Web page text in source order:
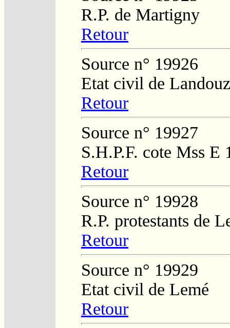
R.P. de Martigny
Retour
Source n° 19926
Etat civil de
Retour
Source n° 19927
S.H.P.F. cote Mss E
Retour
Source n° 19928
R.P. protestants de
Retour
Source n° 19929
Etat civil de Lemé
Retour